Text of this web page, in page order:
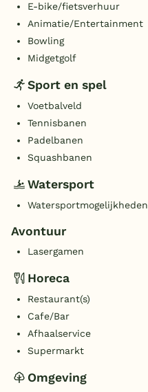
E-bike/fietsverhuur
Animatie/Entertainment
Bowling
Midgetgolf
Sport en spel
Voetbalveld
Tennisbanen
Padelbanen
Squashbanen
Watersport
Watersportmogelijkheden
Avontuur
Lasergamen
Horeca
Restaurant(s)
Cafe/Bar
Afhaalservice
Supermarkt
Omgeving